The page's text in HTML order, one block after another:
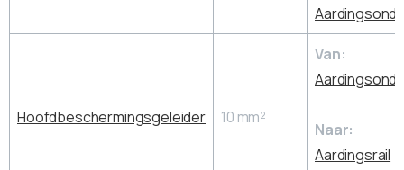
Hoofdbeschermingsgeleider 10 mm²
Van:
Naar:
Aardingsrail